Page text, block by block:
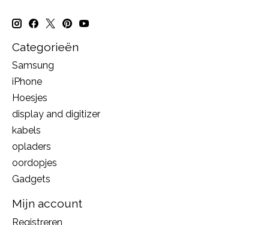
Categorieën
Samsung
iPhone
Hoesjes
display and digitizer
kabels
opladers
oordopjes
Gadgets
Mijn account
Registreren